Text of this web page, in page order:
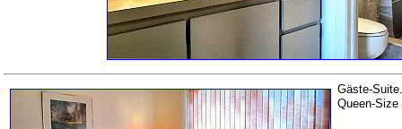
Gäste-
Queen-